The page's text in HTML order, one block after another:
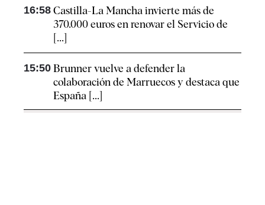
16:58 Castilla-La Mancha invierte más de
370.000 euros en renovar el Servicio de
[...]
15:50 Brunner vuelve a defender la
colaboración de Marruecos y destaca que
España [...]